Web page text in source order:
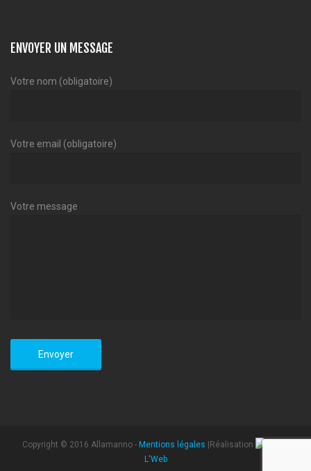
ENVOYER UN MESSAGE
Votre nom (obligatoire)
Votre email (obligatoire)
Votre message
Copyright © 2016 Allamanno - Mentions légales |Réalisation
L'Web